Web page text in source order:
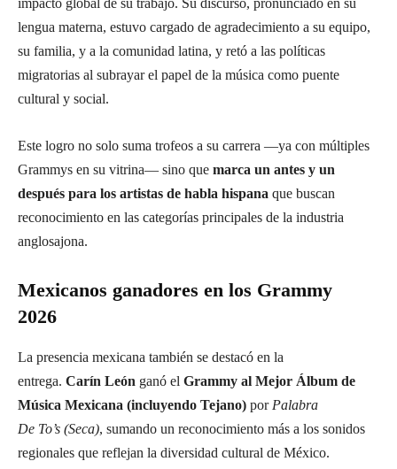
lengua materna, estuvo cargado de agradecimiento a su equipo,
su familia, y a la comunidad latina, y retó a las políticas
migratorias al subrayar el papel de la música como puente
cultural y social.
Este logro no solo suma trofeos a su carrera —ya con múltiples
Grammys en su vitrina— sino que marca un antes y un
después para los artistas de habla hispana que buscan
reconocimiento en las categorías principales de la industria
anglosajona.
Mexicanos ganadores en los Grammy
2026
La presencia mexicana también se destacó en la
entrega. Carín León ganó el Grammy al Mejor Álbum de
Música Mexicana (incluyendo Tejano) por Palabra
De To’s (Seca), sumando un reconocimiento más a los sonidos
regionales que reflejan la diversidad cultural de México.